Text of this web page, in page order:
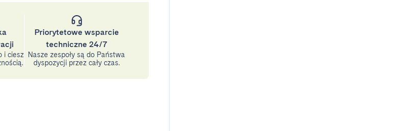
i ciesz
Priorytetowe wsparcie
techniczne 24/7
Nasze zespoły są do Państwa
dyspozycji przez cały czas.